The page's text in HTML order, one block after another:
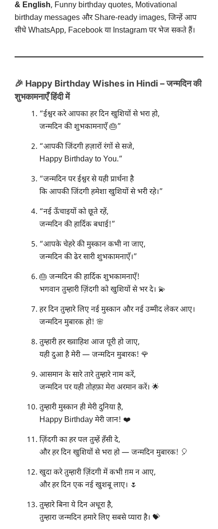
& English, Funny birthday quotes, Motivational
birthday messages और Share-ready images, जिन्हें आप
सीधे WhatsApp, Facebook या Instagram पर भेज सकते हैं।
🎉 Happy Birthday Wishes in Hindi – जन्मदिन की
शुभकामनाएँ हिंदी में
“ईश्वर करे आपका हर दिन खुशियों से भरा हो,
जन्मदिन की शुभकामनाएँ 🎂”
“आपकी जिंदगी हज़ारों रंगों से सजे,
Happy Birthday to You.”
“जन्मदिन पर ईश्वर से यही प्रार्थना है
कि आपकी जिंदगी हमेशा खुशियों से भरी रहे।”
“नई ऊँचाइयों को छूते रहें,
जन्मदिन की हार्दिक बधाई!”
“आपके चेहरे की मुस्कान कभी ना जाए,
जन्मदिन की ढेर सारी शुभकामनाएँ।”
🎂 जन्मदिन की हार्दिक शुभकामनाएँ!
भगवान तुम्हारी ज़िंदगी को खुशियों से भर दे। 💫
हर दिन तुम्हारे लिए नई मुस्कान और नई उम्मीद लेकर आए।
जन्मदिन मुबारक हो! 🌸
तुम्हारी हर ख्वाहिश आज पूरी हो जाए,
यही दुआ है मेरी — जन्मदिन मुबारक! 🌹
आसमान के सारे तारे तुम्हारे नाम करें,
जन्मदिन पर यही तोहफ़ा मेरा अरमान करें। 🌟
तुम्हारी मुस्कान ही मेरी दुनिया है,
Happy Birthday मेरी जान! ❤️
ज़िंदगी का हर पल तुम्हें हँसी दे,
और हर दिन खुशियों से भरा हो — जन्मदिन मुबारक! 🎈
खुदा करे तुम्हारी ज़िंदगी में कभी ग़म न आए,
और हर दिन एक नई खुशबू लाए। 🌷
तुम्हारे बिना ये दिन अधूरा है,
तुम्हारा जन्मदिन हमारे लिए सबसे प्यारा है। 💝